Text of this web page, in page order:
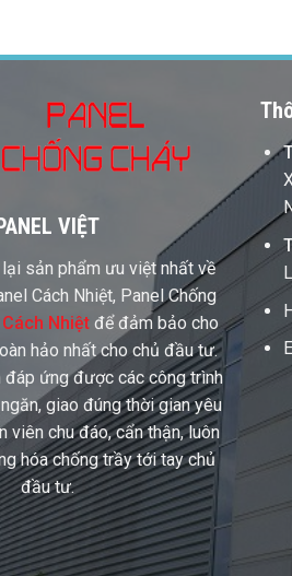
VIỆT
lại sản phẩm ưu việt nhất về
Cách Nhiệt, Panel Chống
Cách Nhiệtđể đảm bảo cho
hảo nhất cho chủ đầu tư.
ứng được các công trình
giao đúng thời gian yêu
viên chu đáo, cẩn thận, luôn
hóa chống trầy tới tay chủ
đầu tư.